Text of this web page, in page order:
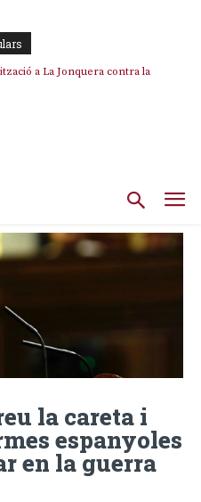
a La Jonquera contra la
la careta i
espanyoles
en la guerra